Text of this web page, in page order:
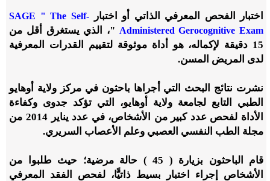
اختبار الفحص المعرفي الذاتي أو اختبار SAGE " The Self-
Administered Gerocognitive Exam "، الذي يستغرق أقل من
15 دقيقة لإكماله، هو أداة موثوقة لتقييم القدرات المعرفية
لدى المريض المسن.
نشرت نتائج البحث التي أجراها باحثون في مركز ولاية أوهايو
الطبي التابع لجامعة ولاية أوهايو، التي تؤكد جدوى وكفاءة
الأداة لفحص عدد كبير من الأشخاص، في عدد يناير 2014 من
مجلة الطب النفسي العصبي وعلم الأعصاب السريري.
قام الباحثون بزيارة ( 45 ) حالة مرضية؛ حيث طلبوا من
الأشخاص إجراء اختبار بسيط ذاتيًّا، لفحص الفقد المعرفي